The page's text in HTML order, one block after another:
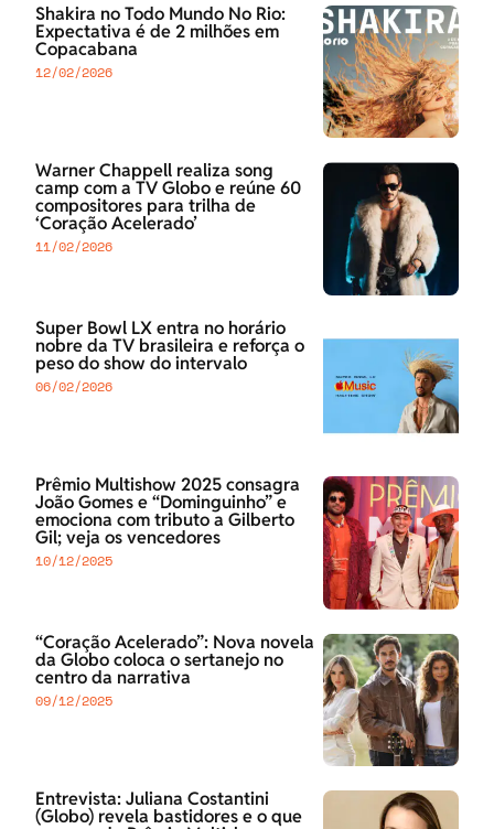
Shakira no Todo Mundo No Rio:
Expectativa é de 2 milhões em
Copacabana
12/02/2026
Warner Chappell realiza song
camp com a TV Globo e reúne 60
compositores para trilha de
‘Coração Acelerado’
11/02/2026
Super Bowl LX entra no horário
nobre da TV brasileira e reforça o
peso do show do intervalo
06/02/2026
Prêmio Multishow 2025 consagra
João Gomes e “Dominguinho” e
emociona com tributo a Gilberto
Gil; veja os vencedores
10/12/2025
“Coração Acelerado”: Nova novela
da Globo coloca o sertanejo no
centro da narrativa
09/12/2025
Entrevista: Juliana Costantini
(Globo) revela bastidores e o que